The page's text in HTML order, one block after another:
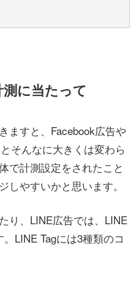
に当たって
ますと、Facebook広告や
そんなに大きくは変わら
で計測設定をされたこと
しやすいかと思います。
り、LINE広告では、LINE
LINE Tagには3種類のコ